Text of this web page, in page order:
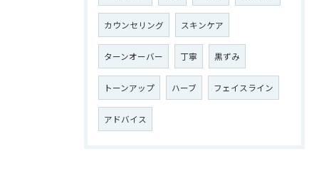
カウンセリング スキンケア
ターンオーバー 丁寧 黒ずみ
トーンアップ ハーブ フェイスライン
アドバイス